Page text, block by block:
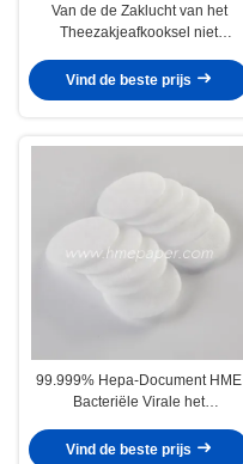
Van de de Zaklucht van het
Theezakjeafkooksel niet
Filtreerpapierbroodje 135mm
Vind de beste prijs
99.999% Hepa-Document HME
Bacteriële Virale het
LuchtFiltreerpapier
Vind de beste prijs